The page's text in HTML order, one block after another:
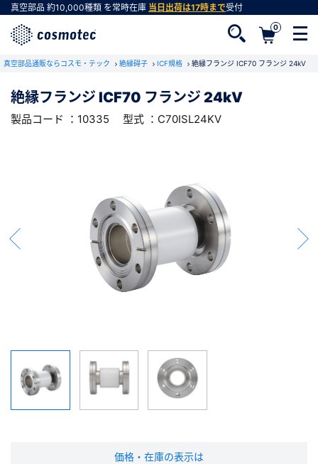
真空部品 約10,000種類 を常時在庫 当日出荷は17時まで受付
0
真空部品通販ならコスモ・テック 絶縁碍子 ICF規格 絶縁フランジ ICF70 フランジ 24kV
絶縁フランジ ICF70 フランジ 24kV
製品コード ：10335 型式 ：C70ISL24KV
価格・在庫の表示は
RoHS2適合報告書のダウンロード
下記製品のRoHS2適合報告書のダウンロードをします。
絶縁フランジ ICF70 フランジ 24kV
ダウンロードする
会員登録がお済みでない方
新規会員登録（無料）
※新規会員登録をお申し込み頂いてから本登録となるまで、数日間かかる場合
があります。また当社の判断によりお断りする場合があります。